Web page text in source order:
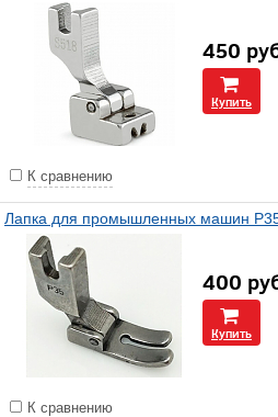
450
Купить
К сравнению
Лапка для промышленных машин
400
Купить
К сравнению